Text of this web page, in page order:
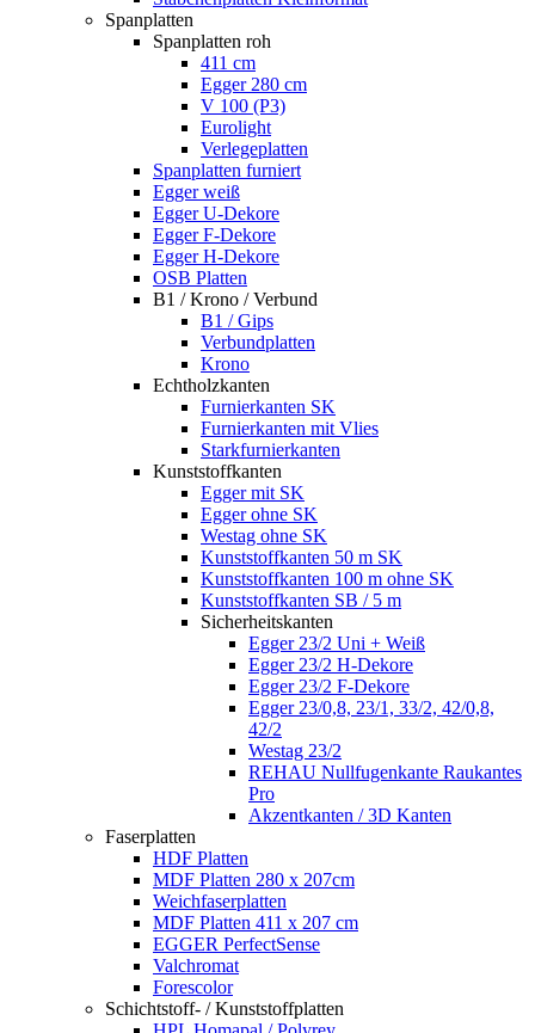
Spanplatten
Spanplatten roh
411 cm
Egger 280 cm
V 100 (P3)
Eurolight
Verlegeplatten
Spanplatten furniert
Egger weiß
Egger U-Dekore
Egger F-Dekore
Egger H-Dekore
OSB Platten
B1 / Krono / Verbund
B1 / Gips
Verbundplatten
Krono
Echtholzkanten
Furnierkanten SK
Furnierkanten mit Vlies
Starkfurnierkanten
Kunststoffkanten
Egger mit SK
Egger ohne SK
Westag ohne SK
Kunststoffkanten 50 m SK
Kunststoffkanten 100 m ohne SK
Kunststoffkanten SB / 5 m
Sicherheitskanten
Egger 23/2 Uni + Weiß
Egger 23/2 H-Dekore
Egger 23/2 F-Dekore
Egger 23/0,8, 23/1, 33/2, 42/0,8,
42/2
Westag 23/2
REHAU Nullfugenkante Raukantes
Pro
Akzentkanten / 3D Kanten
Faserplatten
HDF Platten
MDF Platten 280 x 207cm
Weichfaserplatten
MDF Platten 411 x 207 cm
EGGER PerfectSense
Valchromat
Forescolor
Schichtstoff- / Kunststoffplatten